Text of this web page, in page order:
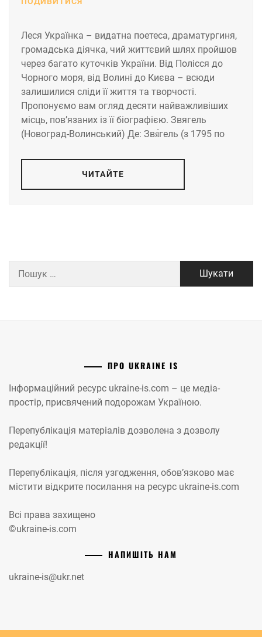
Леся Українка – видатна поетеса, драматургиня,
громадська діячка, чий життєвий шлях пройшов
через багато куточків України. Від Полісся до
Чорного моря, від Волині до Києва – всюди
залишилися сліди її життя та творчості.
Пропонуємо вам огляд десяти найважливіших
місць, пов’язаних із її біографією. Звягель
(Новоград-Волинський) Де: Звя́гель (з 1795 по
ЧИТАЙТЕ
ПРО UKRAINE IS
Інформаційний ресурс ukraine-is.com – це медіа-
простір, присвячений подорожам Україною.
Перепублікація матеріалів дозволена з дозволу
редакції!
Перепублікація, після узгодження, обов’язково має
містити відкрите посилання на ресурс ukraine-is.com
Всі права захищено
©ukraine-is.com
НАПИШІТЬ НАМ
ukraine-is@ukr.net